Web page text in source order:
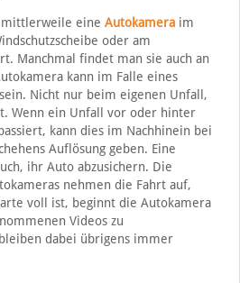
eine Autokameraim
oder am
Manchmal findet man sie auch an
kann im Falle eines
Nicht nur beim eigenen Unfall,
Wenn ein Unfall vor oder hinter
kann dies im Nachhinein bei
Auflösung geben. Eine
ihr Auto abzusichern. Die
nehmen die Fahrt auf,
voll ist, beginnt die Autokamera
Videos zu
dabei übrigens immer